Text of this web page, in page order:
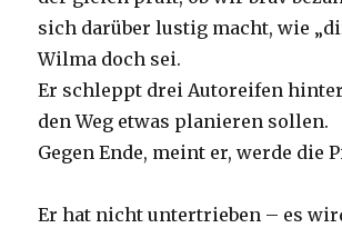
sich darüber lustig macht, wie
Wilma doch sei.
Er schleppt drei Autoreifen
den Weg etwas planieren sollen.
Gegen Ende, meint er, werde die
Er hat nicht untertrieben – es